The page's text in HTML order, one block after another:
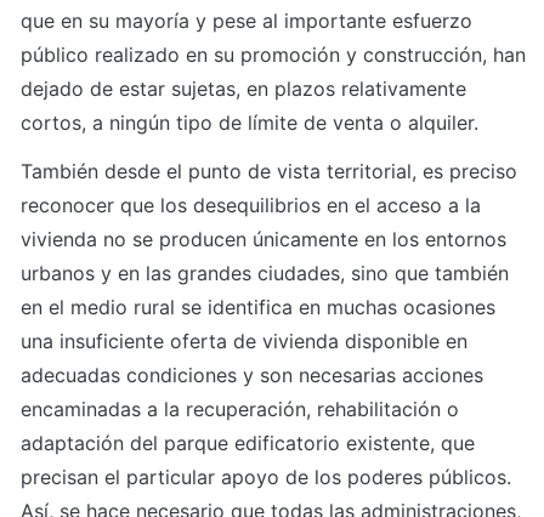
que en su mayoría y pese al importante esfuerzo
público realizado en su promoción y construcción, han
dejado de estar sujetas, en plazos relativamente
cortos, a ningún tipo de límite de venta o alquiler.
También desde el punto de vista territorial, es preciso
reconocer que los desequilibrios en el acceso a la
vivienda no se producen únicamente en los entornos
urbanos y en las grandes ciudades, sino que también
en el medio rural se identifica en muchas ocasiones
una insuficiente oferta de vivienda disponible en
adecuadas condiciones y son necesarias acciones
encaminadas a la recuperación, rehabilitación o
adaptación del parque edificatorio existente, que
precisan el particular apoyo de los poderes públicos.
Así, se hace necesario que todas las administraciones,